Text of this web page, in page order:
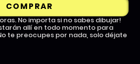
COMPRAR
No importa si no sabes dibujar!
allí en todo momento para
te preocupes por nada, solo déjate